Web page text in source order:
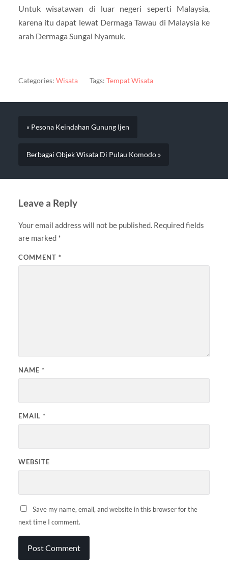
Untuk wisatawan di luar negeri seperti Malaysia,
karena itu dapat lewat Dermaga Tawau di Malaysia ke
arah Dermaga Sungai Nyamuk.
Categories: Wisata Tags: Tempat Wisata
« Pesona Keindahan Gunung Ijen
Berbagai Objek Wisata Di Pulau Komodo »
Leave a Reply
Your email address will not be published. Required fields
are marked *
COMMENT *
NAME *
EMAIL *
WEBSITE
Save my name, email, and website in this browser for the
next time I comment.